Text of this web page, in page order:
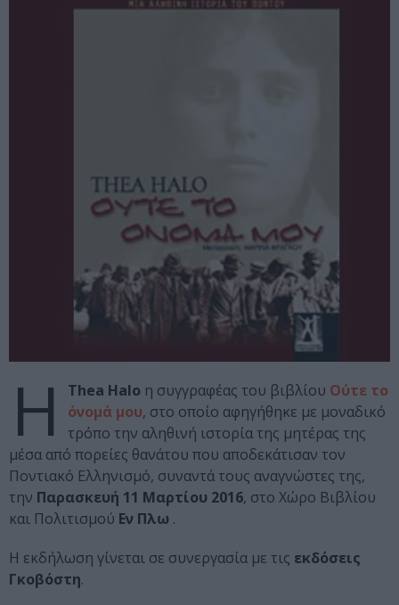
Η Thea Halo η συγγραφέας του βιβλίου Ούτε το
όνομά μου, στο οποίο αφηγήθηκε με μοναδικό
τρόπο την αληθινή ιστορία της μητέρας της
μέσα από πορείες θανάτου που αποδεκάτισαν τον
Ποντιακό Ελληνισμό, συναντά τους αναγνώστες της,
την Παρασκευή 11 Μαρτίου 2016, στο Χώρο Βιβλίου
και Πολιτισμού Εν Πλω .
Η εκδήλωση γίνεται σε συνεργασία με τις εκδόσεις
Γκοβόστη.